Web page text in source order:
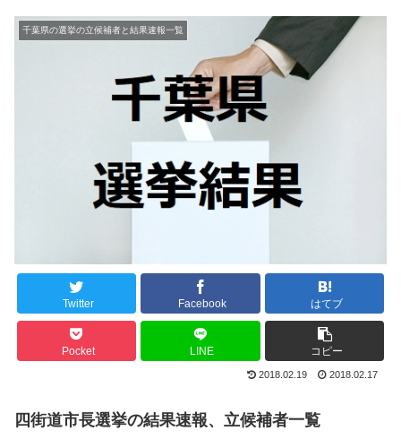
千葉県の選挙の立候補者と結果速報一覧
Twitter Facebook はてブ
Pocket LINE コピー
2018.02.19 2018.02.17
四街道市長選挙の結果速報、立候補者一覧